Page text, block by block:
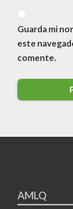
Guarda mi
este
comente.
AMLQ